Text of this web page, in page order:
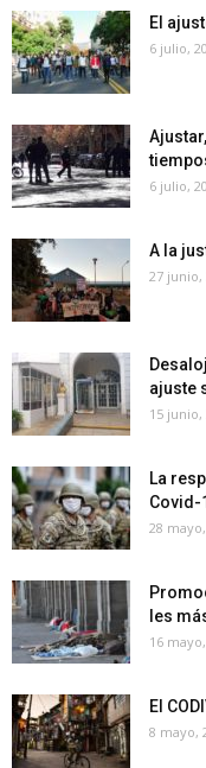
El
6 julio,
6 julio,
A la
27 junio,
ajuste
15 junio,
La
Covid-
28
les
16
El
8 mayo,